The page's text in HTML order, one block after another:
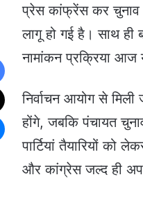
प्रेस कांफ्रेंस कर चुनाव
लागू हो गई है। साथ ही
नामांकन प्रक्रिया आज
निर्वाचन आयोग से
होंगे, ज​बकि पंचायत
पार्टियां तैयारियों
और कांग्रेस जल्द ही